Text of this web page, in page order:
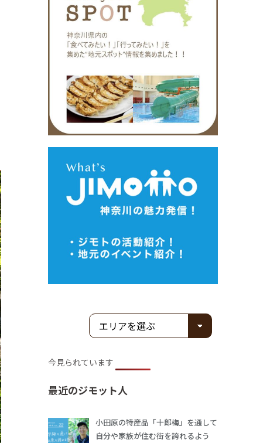
今見られています
最近のジモット人
小田原の特産品「十郎梅」を通して
自分や家族が住む街を誇れるよう